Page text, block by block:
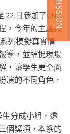
22 日參加了CNN
，今年的主題為
列模擬真實情
導，並捕捉現場
，讓學生更全面
演的不同角色，
分成小組，透
個獎項，本系的